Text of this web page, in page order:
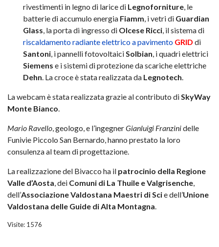
rivestimenti in legno di larice di Legnoforniture, le
batterie di accumulo energia Fiamm, i vetri di Guardian
Glass, la porta di ingresso di Olcese Ricci, il sistema di
riscaldamento radiante elettrico a pavimento GRID di
Santoni, i pannelli fotovoltaiciSolbian, i quadri elettrici
Siemens e i sistemi di protezione da scariche elettriche
Dehn. La croce è stata realizzata da Legnotech.
La webcam è stata realizzata grazie al contributo diSkyWay
Monte Bianco.
Mario Ravello, geologo, e l’ingegnerGianluigi Franzinidelle
Funivie Piccolo San Bernardo, hanno prestato la loro
consulenza al team di progettazione.
La realizzazione del Bivacco ha il patrocinio della Regione
Valle d’Aosta, dei Comuni di La Thuile e Valgrisenche,
dell’Associazione Valdostana Maestri di Scie dell’Unione
Valdostana delle Guide di Alta Montagna.
Visite: 1576